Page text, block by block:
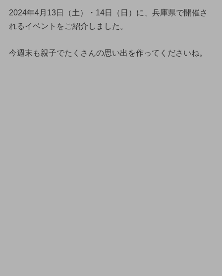
2024年4月13日（土）・14日（日）に、兵庫県で開催さ
れるイベントをご紹介しました。
今週末も親子でたくさんの思い出を作ってくださいね。